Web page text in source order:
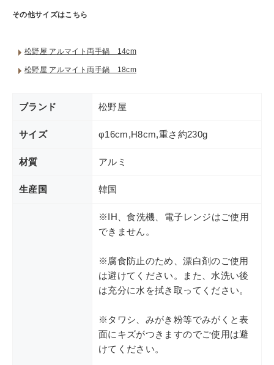
ショップリスト
その他サイズはこちら
松野屋 アルマイト両手鍋 14cm
松野屋 アルマイト両手鍋 18cm
ブランド 松野屋
サイズ φ16cm,H8cm,重さ約230g
材質 アルミ
生産国 韓国
※IH、食洗機、電子レンジはご使用
できません。
※腐食防止のため、漂白剤のご使用
は避けてください。また、水洗い後
は充分に水を拭き取ってください。
※タワシ、みがき粉等でみがくと表
面にキズがつきますのでご使用は避
けてください。